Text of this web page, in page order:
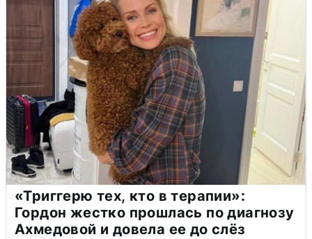
«Триггерю тех, кто в терапии»:
Гордон жестко прошлась по диагнозу
Ахмедовой и довела ее до слёз